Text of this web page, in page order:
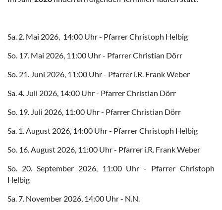
Sa. 2. Mai 2026, 14:00 Uhr - Pfarrer Christoph Helbig
So. 17. Mai 2026, 11:00 Uhr - Pfarrer Christian Dörr
So. 21. Juni 2026, 11:00 Uhr - Pfarrer i.R. Frank Weber
Sa. 4. Juli 2026, 14:00 Uhr - Pfarrer Christian Dörr
So. 19. Juli 2026, 11:00 Uhr - Pfarrer Christian Dörr
Sa. 1. August 2026, 14:00 Uhr - Pfarrer Christoph Helbig
So. 16. August 2026, 11:00 Uhr - Pfarrer i.R. Frank Weber
So. 20. September 2026, 11:00 Uhr - Pfarrer Christoph
Helbig
Sa. 7. November 2026, 14:00 Uhr - N.N.